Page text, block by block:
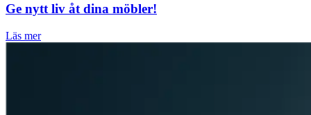
Ge nytt liv åt dina möbler!
Läs mer